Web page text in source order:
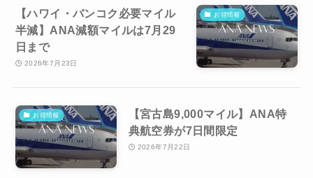
お得情報
【ハワイ・バンコク必要マイル
半減】ANA減額マイルは7月29
日まで
2026年7月23日
お得情報
【宮古島9,000マイル】ANA特
典航空券が7日間限定
2026年7月22日